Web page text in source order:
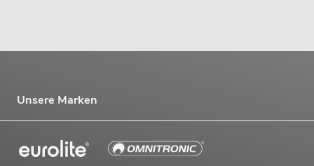
Unsere Marken